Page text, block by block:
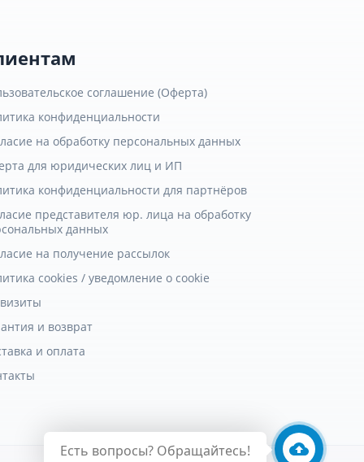
Есть вопросы? Обращайтесь!
соглашение (Оферта)
конфиденциальности
на обработку персональных данных
для юридических лиц и ИП
конфиденциальности для партнёров
представителя юр. лица на обработку
данных
на получение рассылок
cookies / уведомление о cookie
и возврат
и оплата